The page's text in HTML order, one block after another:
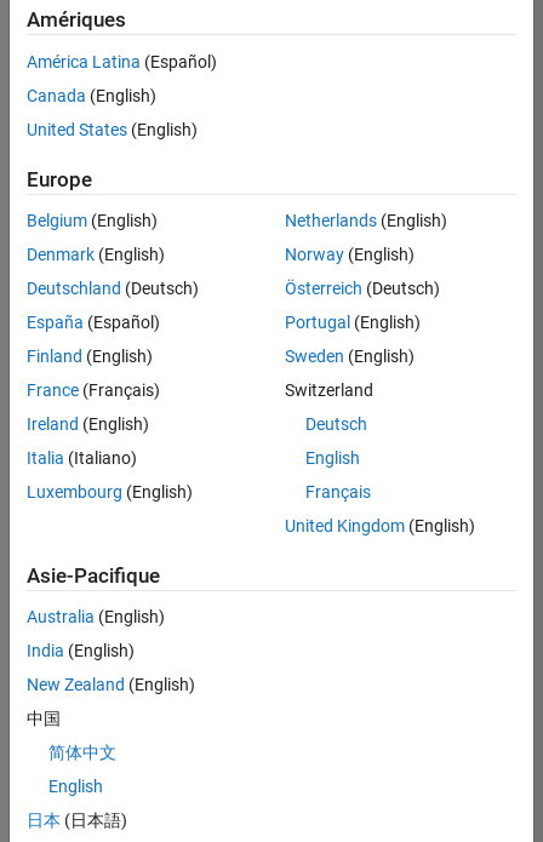
Actuellement,
aucune
offre
d'emploi
correspondant
à vos
critères
de
recherche.
Vous
pouvez
élargir
votre
recherche
ou
afficher
l’ensemble
d'emploi.
malgré
tout
vous
trouvez
pas
d'offre
corresponde
Amériques
América Latina (Español)
Canada (English)
United States (English)
Europe
Belgium (English)
Denmark (English)
Deutschland (Deutsch)
España (Español)
Finland (English)
France (Français)
Ireland (English)
Italia (Italiano)
Luxembourg (English)
Netherlands(English)
Norway(English)
Österreich (Deutsch)
Portugal (English)
Sweden (English)
Switzerland
Deutsch
English
Français
United Kingdom(English)
Asie-Pacifique
Australia (English)
India (English)
New Zealand (English)
中国
简体中文
English
日本 (日本語)